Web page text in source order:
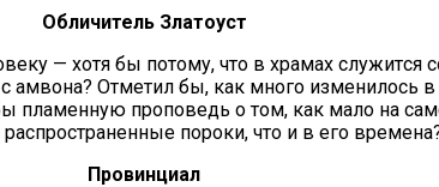
Обличитель Златоуст
— хо­тя бы по­то­му, что в хра­мах слу­жит­ся
ам­во­на? От­ме­тил бы, как мно­го
пла­мен­ную про­по­ведь о том, как ма­ло на
по­ро­ки, что и в его
Про­вин­ци­ал